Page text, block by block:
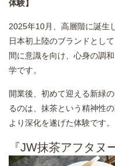
体験】
2025年10月、高層階に誕生
日本初上陸のブランドとし
間に意識を向け、心身の調
学です。
開業後、初めて迎える新緑
るのは、抹茶という精神性
より深化を遂げた体験です。
『JW抹茶アフタヌ